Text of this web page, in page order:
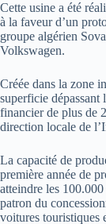
Cette usine a été
à la faveur d’un
groupe algérien
Volkswagen.
Créée dans la zone
superficie dépassant
financier de plus de
direction locale de
La capacité de
première année de
atteindre les
patron du
voitures touristiques